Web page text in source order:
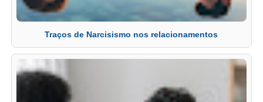
Traços de Narcisismo nos relacionamentos